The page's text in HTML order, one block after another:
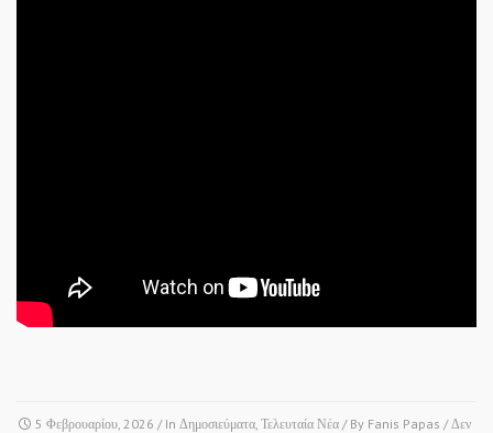
5 Φεβρουαρίου, 2026 / In Δημοσιεύματα, Τελευταία Νέα / By Fanis Papas /Δεν